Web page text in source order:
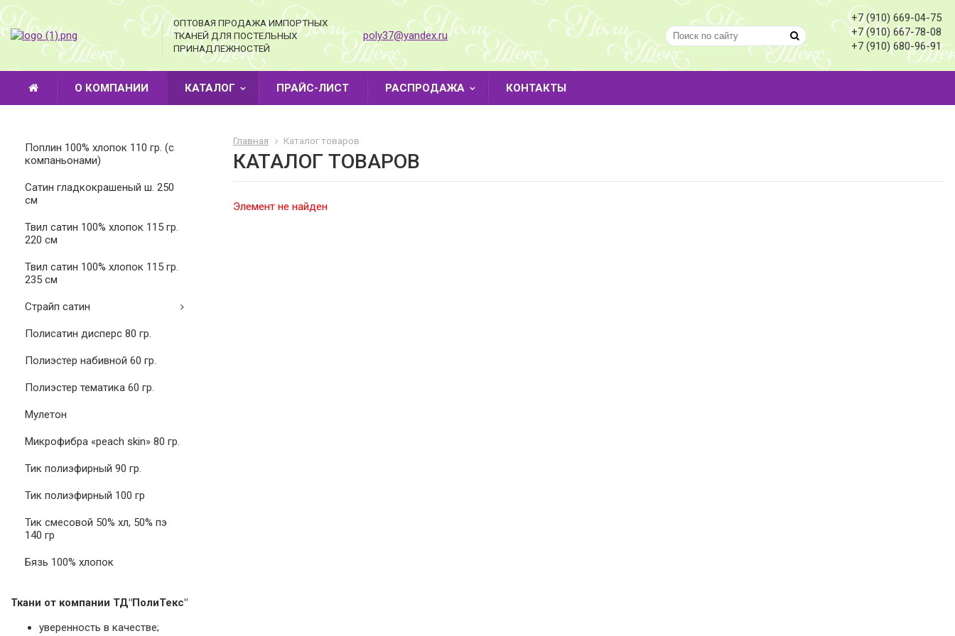
ОПТОВАЯ ПРОДАЖА ИМПОРТНЫХ
ТКАНЕЙ ДЛЯ ПОСТЕЛЬНЫХ
ПРИНАДЛЕЖНОСТЕЙ
poly37@yandex.ru
+7 (910) 669-04-75
+7 (910) 667-78-08
+7 (910) 680-96-91
О КОМПАНИИ КАТАЛОГ ПРАЙС-ЛИСТ РАСПРОДАЖА КОНТАКТЫ
Поплин 100% хлопок 110 гр. (с
компаньонами)
Cатин гладкокрашеный ш. 250
см
Твил сатин 100% хлопок 115 гр.
220 см
Твил сатин 100% хлопок 115 гр.
235 см
Страйп сатин
Полисатин дисперс 80 гр.
Полиэстер набивной 60 гр.
Полиэстер тематика 60 гр.
Мулетон
Микрофибра «peach skin» 80 гр.
Тик полиэфирный 90 гр.
Тик полиэфирный 100 гр
Тик смесовой 50% хл, 50% пэ
140 гр
Бязь 100% хлопок
Ткани от компании ТД"ПолиТекс"
уверенность в качестве;
Главная Каталог товаров
КАТАЛОГ ТОВАРОВ
Элемент не найден